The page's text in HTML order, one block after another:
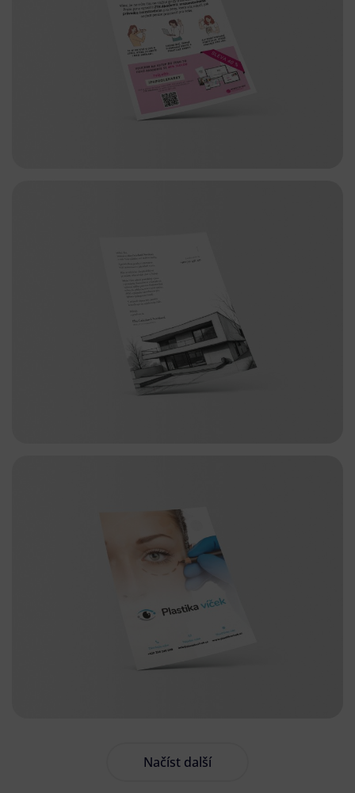
Načíst další